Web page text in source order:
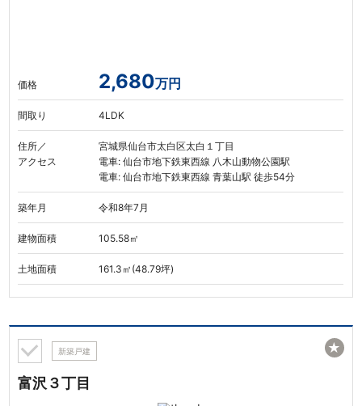
価格 2,680万円
間取り 4LDK
住所／
アクセス
宮城県仙台市太白区太白１丁目
電車: 仙台市地下鉄東西線 八木山動物公園駅
電車: 仙台市地下鉄東西線 青葉山駅 徒歩54分
築年月 令和8年7月
建物面積 105.58㎡
土地面積 161.3㎡(48.79坪)
新築戸建
富沢３丁目
★